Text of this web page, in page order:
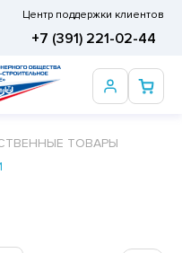
Центр поддержки клиентов
+7 (391) 221-02-44
ТОВАРЫ